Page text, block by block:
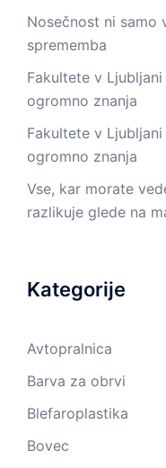
Nosečnost ni samo
sprememba
Fakultete v
ogromno znanja
Fakultete v
ogromno znanja
Vse, kar morate
razlikuje glede na
Kategorije
Avtopralnica
Barva za obrvi
Blefaroplastika
Bovec